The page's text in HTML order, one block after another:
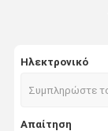
Ηλεκτρονικό
Απαίτηση